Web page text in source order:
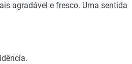
agradável e fresco. Uma sentida